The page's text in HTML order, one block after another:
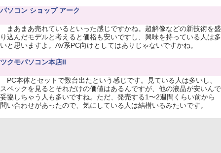
パソコン ショップ アーク
まあまあ売れているといった感じですかね。超解像などの新技術を盛
り込んだモデルと考えると価格も安いですし、興味を持っている人は多
いと思いますよ。AV系PC向けとしてはありじゃないですかね。
ツクモパソコン本店II
PC本体とセットで数台出たという感じです。見ている人は多いし、
スペックを見るとそれだけの価値はあるんですが、他の液晶が安いんで
妥協しちゃう人も多いですね。ただ、発売する1〜2週間くらい前から
問い合わせがあったので、気にしている人は結構いるみたいです。